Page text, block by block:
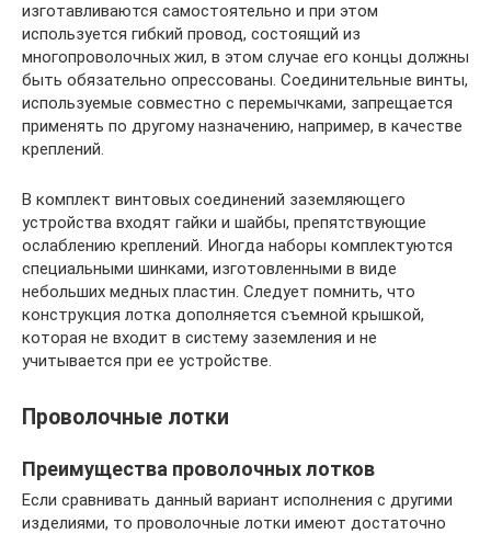
изготавливаются самостоятельно и при этом
используется гибкий провод, состоящий из
многопроволочных жил, в этом случае его концы должны
быть обязательно опрессованы. Соединительные винты,
используемые совместно с перемычками, запрещается
применять по другому назначению, например, в качестве
креплений.
В комплект винтовых соединений заземляющего
устройства входят гайки и шайбы, препятствующие
ослаблению креплений. Иногда наборы комплектуются
специальными шинками, изготовленными в виде
небольших медных пластин. Следует помнить, что
конструкция лотка дополняется съемной крышкой,
которая не входит в систему заземления и не
учитывается при ее устройстве.
Проволочные лотки
Преимущества проволочных лотков
Если сравнивать данный вариант исполнения с другими
изделиями, то проволочные лотки имеют достаточно